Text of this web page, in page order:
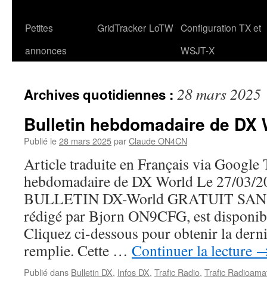
Petites
annonces
GridTracker LoTW Configuration TX et
WSJT-X
Archives quotidiennes : 28 mars 2025
Bulletin hebdomadaire de DX
Publié le28 mars 2025parClaude ON4CN
Article traduite en Français via Google
hebdomadaire de DX World Le 27/03/
BULLETIN DX-World GRATUIT
rédigé par Bjorn ON9CFG, est
Cliquez ci-dessous pour obtenir la
remplie. Cette … Continuer la lecture
Publié dans Bulletin DX, Infos DX, Trafic Radio, Trafic